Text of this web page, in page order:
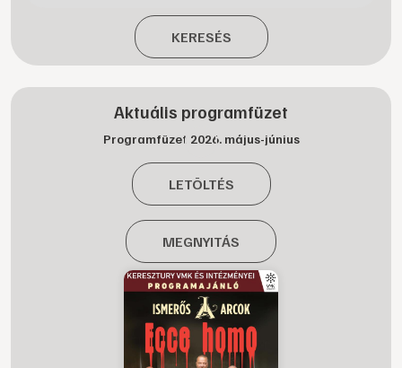
KERESÉS
Aktuális programfüzet
Programfüzet 2026. május-június
LETÖLTÉS
MEGNYITÁS